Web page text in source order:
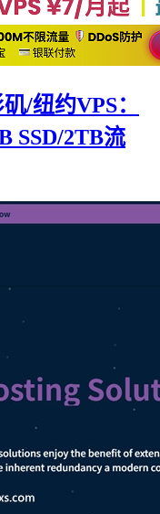
/纽约VPS：
SSD/2TB流